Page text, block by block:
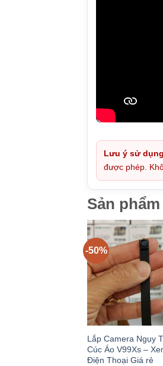
Lưu ý sử
được phép.
Sản
-50%
Lắp Camera Ngụy
Cúc Áo V99Xs –
Điện Thoại Giá rẻ